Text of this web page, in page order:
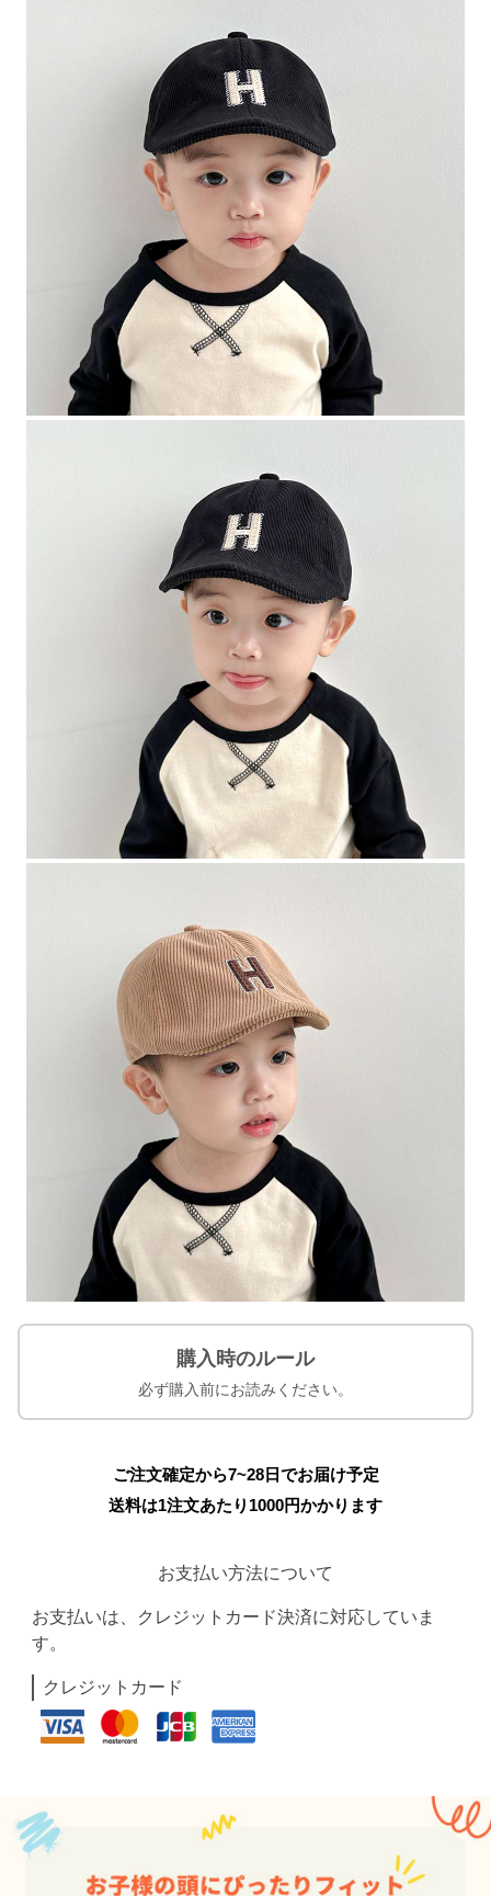
購入時のルール
必ず購入前にお読みください。
ご注文確定から7~28日でお届け予定
送料は1注文あたり 1000円かかります
お支払い方法について
お支払いは、クレジットカード決済に対応していま
す。
クレジットカード